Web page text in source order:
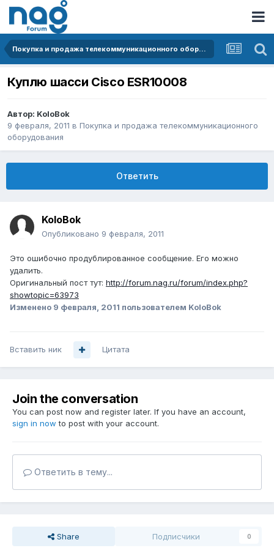
Покупка и продажа телекоммуникационного оборудования
Куплю шасси Cisco ESR10008
Автор: KoloBok
9 февраля, 2011 в Покупка и продажа телекоммуникационного
оборудования
Ответить
KoloBok
Опубликовано 9 февраля, 2011
Это ошибочно продублированное сообщение. Его можно
удалить.
Оригинальный пост тут: http://forum.nag.ru/forum/index.php?
showtopic=63973
Изменено 9 февраля, 2011 пользователем KoloBok
Вставить ник Цитата
Join the conversation
You can post now and register later. If you have an account,
sign in now to post with your account.
Ответить в тему...
Share Подписчики 0